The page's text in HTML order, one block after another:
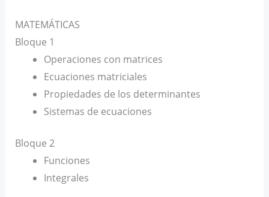
MATEMÁTICAS
Bloque 1
Operaciones con matrices
Ecuaciones matriciales
Propiedades de los determinantes
Sistemas de ecuaciones
Bloque 2
Funciones
Integrales